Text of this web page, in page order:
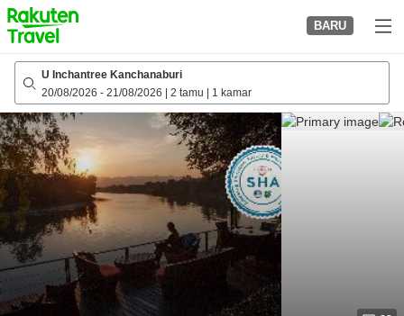
to
top
page
BARU
U Inchantree Kanchanaburi
20/08/2026 - 21/08/2026 2 tamu 1 kamar